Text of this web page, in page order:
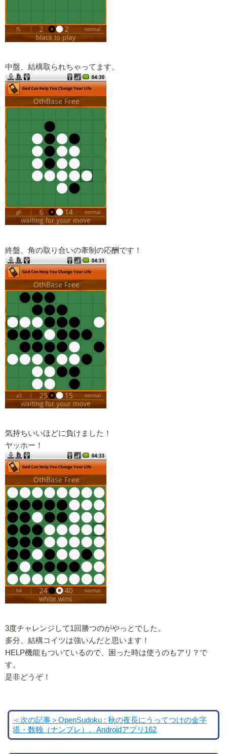
中盤、結構取られちゃってます。
終盤、角の取り合いの牽制の応酬です！
気持ちいいほどに負けました！
ヤッホー！
3度チャレンジして1回勝つのがやっとでした。
多分、結構コイツは強いんだと思います！
HELP機能もついているので、困った時は使うのもアリ？で
す。
是非どうぞ！
＜次の記事＞OpenSudoku : 秋の夜長にうってつけの金字
塔・数独（ナンプレ）。Androidアプリ162